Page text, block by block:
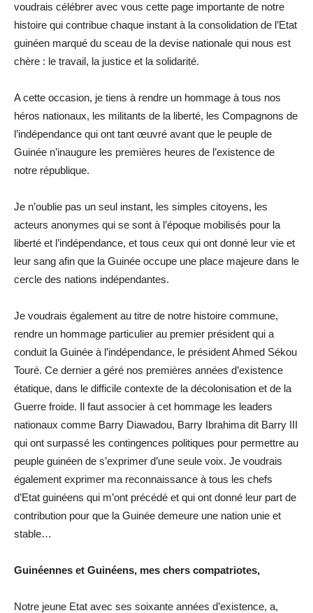
voudrais célébrer avec vous cette page importante de notre
histoire qui contribue chaque instant à la consolidation de l’Etat
guinéen marqué du sceau de la devise nationale qui nous est
chère : le travail, la justice et la solidarité.
A cette occasion, je tiens à rendre un hommage à tous nos
héros nationaux, les militants de la liberté, les Compagnons de
l’indépendance qui ont tant œuvré avant que le peuple de
Guinée n’inaugure les premières heures de l’existence de
notre république.
Je n’oublie pas un seul instant, les simples citoyens, les
acteurs anonymes qui se sont à l’époque mobilisés pour la
liberté et l’indépendance, et tous ceux qui ont donné leur vie et
leur sang afin que la Guinée occupe une place majeure dans le
cercle des nations indépendantes.
Je voudrais également au titre de notre histoire commune,
rendre un hommage particulier au premier président qui a
conduit la Guinée à l’indépendance, le président Ahmed Sékou
Touré. Ce dernier a géré nos premières années d’existence
étatique, dans le difficile contexte de la décolonisation et de la
Guerre froide. Il faut associer à cet hommage les leaders
nationaux comme Barry Diawadou, Barry Ibrahima dit Barry III
qui ont surpassé les contingences politiques pour permettre au
peuple guinéen de s’exprimer d’une seule voix. Je voudrais
également exprimer ma reconnaissance à tous les chefs
d’Etat guinéens qui m’ont précédé et qui ont donné leur part de
contribution pour que la Guinée demeure une nation unie et
stable…
Guinéennes et Guinéens, mes chers compatriotes,
Notre jeune Etat avec ses soixante années d’existence, a,